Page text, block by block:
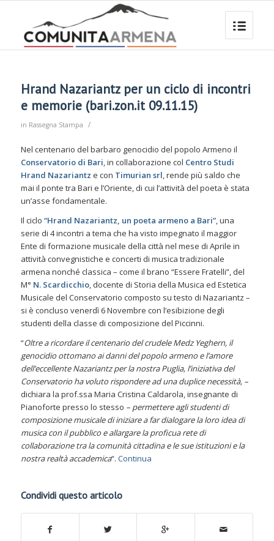
Hrand Nazariantz per un ciclo di incontri
e memorie (bari.zon.it 09.11.15)
in Rassegna Stampa /
Nel centenario del barbaro genocidio del popolo Armeno il
Conservatorio di Bari, in collaborazione col Centro Studi
Hrand Nazariantz e con Timurian srl, rende più saldo che
mai il ponte tra Bari e l’Oriente, di cui l’attività del poeta è stata
un’asse fondamentale.
Il ciclo “Hrand Nazariantz, un poeta armeno a Bari”, una
serie di 4 incontri a tema che ha visto impegnato il maggior
Ente di formazione musicale della città nel mese di Aprile in
attività convegnistiche e concerti di musica tradizionale
armena nonché classica – come il brano “Essere Fratelli”, del
M° N. Scardicchio, docente di Storia della Musica ed Estetica
Musicale del Conservatorio composto su testo di Nazariantz –
si è concluso venerdì 6 Novembre con l’esibizione degli
studenti della classe di composizione del Piccinni.
“Oltre a ricordare il centenario del crudele Medz Yeghern, il
genocidio ottomano ai danni del popolo armeno e l’amore
dell’eccellente Nazariantz per la nostra Puglia, l’iniziativa del
Conservatorio ha voluto rispondere ad una duplice necessità, –
dichiara la prof.ssa Maria Cristina Caldarola, insegnante di
Pianoforte presso lo stesso – permettere agli studenti di
composizione musicale di iniziare a far dialogare la loro idea di
musica con il pubblico e allargare la proficua rete di
collaborazione tra la comunità cittadina e le sue istituzioni e la
nostra realtà accademica“. Continua
Condividi questo articolo